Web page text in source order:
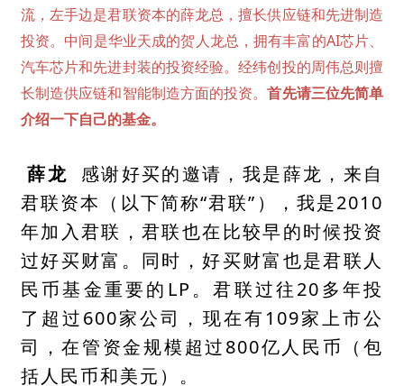
流，左手边是君联资本的薛龙总，擅长供应链和先进制造
投资。中间是华业天成的贺人龙总，拥有丰富的AI芯片、
汽车芯片和先进封装的投资经验。经纬创投的周伟总则擅
长制造供应链和智能制造方面的投资。首先请三位先简单
介绍一下自己的基金。
薛龙
感谢好买的邀请，我是薛龙，来自
君联资本（以下简称“君联”），我是2010
年加入君联，君联也在比较早的时候投资
过好买财富。同时，好买财富也是君联人
民币基金重要的LP。君联过往20多年投
了超过600家公司，现在有109家上市公
司，在管资金规模超过800亿人民币（包
括人民币和美元）。